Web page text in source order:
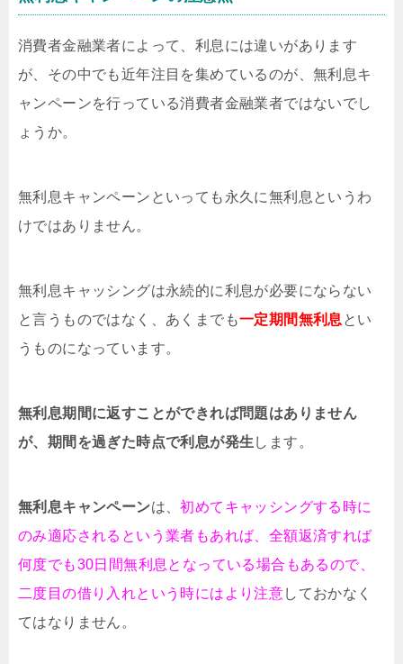
消費者金融業者によって、利息には違いがあります
が、その中でも近年注目を集めているのが、無利息キ
ャンペーンを行っている消費者金融業者ではないでし
ょうか。
無利息キャンペーンといっても永久に無利息というわ
けではありません。
無利息キャッシングは永続的に利息が必要にならない
と言うものではなく、あくまでも一定期間無利息 とい
うものになっています。
無利息期間に返すことができれば問題はありません
が、期間を過ぎた時点で利息が発生 します。
無利息キャンペーンは、初めてキャッシングする時に
のみ適応されるという業者もあれば、全額返済すれば
何度でも30日間無利息となっている場合もあるので、
二度目の借り入れという時にはより注意しておかなく
てはなりません。